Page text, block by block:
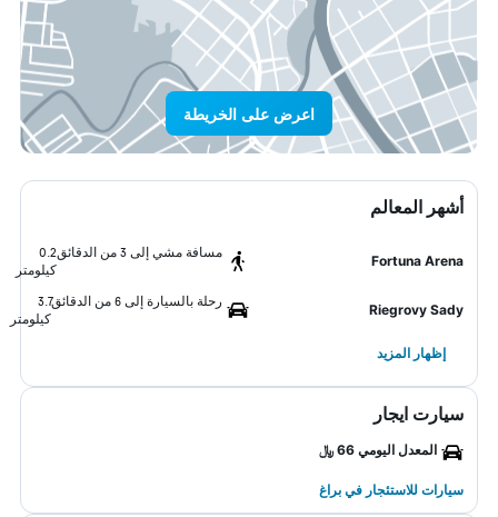
اعرض على الخريطة
أشهر المعالم
Fortuna Arena
مسافة مشي إلى 3 من الدقائق
0.2
كيلومتر
Riegrovy Sady
رحلة بالسيارة إلى 6 من الدقائق
3.7
كيلومتر
إظهار المزيد
سيارت ايجار
المعدل اليومي 66 ﷼
سيارات للاستئجار في براغ